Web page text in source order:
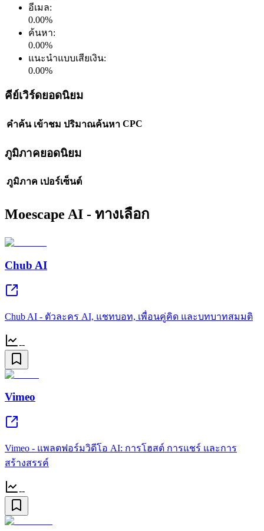
อีเมล:
0.00%
ค้นหา:
0.00%
แนะนำแบบเสียเงิน:
0.00%
คีย์เวิร์ดยอดนิยม
คำค้น เข้าชม ปริมาณค้นหา CPC
ภูมิภาคยอดนิยม
ภูมิภาค เปอร์เซ็นต์
Moescape AI - ทางเลือก
Chub AI
Chub AI - ตัวละคร AI, แชทบอท, เพื่อนคู่คิด และบทบาทสมมติ
--
Vimeo
Vimeo - แพลตฟอร์มวิดีโอ AI: การโฮสต์ การแชร์ และการ
สร้างสรรค์
--